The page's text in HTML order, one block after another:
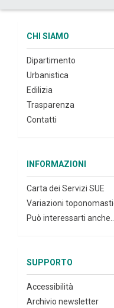
CHI SIAMO
Dipartimento
Urbanistica
Edilizia
Trasparenza
Contatti
INFORMAZIONI
Carta dei Servizi SUE
Variazioni
Può interessarti anche...
SUPPORTO
Accessibilità
Archivio newsletter